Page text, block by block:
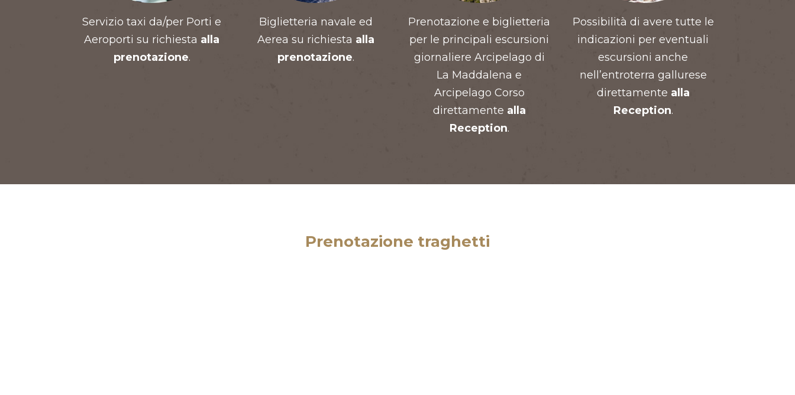
Servizio taxi da/per Porti e
Aeroporti su richiesta alla
prenotazione.
Biglietteria navale ed
Aerea su richiesta alla
prenotazione.
Prenotazione e biglietteria
per le principali escursioni
giornaliere Arcipelago di
La Maddalena e
Arcipelago Corso
direttamente alla
Reception.
Possibilità di avere tutte le
indicazioni per eventuali
escursioni anche
nell’entroterra gallurese
direttamente alla
Reception.
Prenotazione traghetti